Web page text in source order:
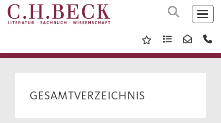
GESAMTVERZEICHNIS